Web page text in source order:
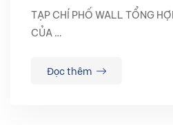
TẠP CHÍ PHỐ WALL​ TỔNG
CỦA …
Đọc thêm